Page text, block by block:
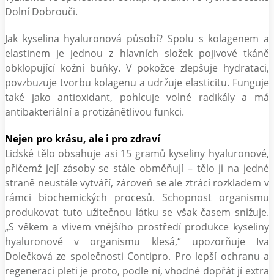
Dolní Dobrouči.
Jak kyselina hyaluronová působí? Spolu s kolagenem a
elastinem je jednou z hlavních složek pojivové tkáně
obklopující kožní buňky. V pokožce zlepšuje hydrataci,
povzbuzuje tvorbu kolagenu a udržuje elasticitu. Funguje
také jako antioxidant, pohlcuje volné radikály a má
antibakteriální a protizánětlivou funkci.
Nejen pro krásu, ale i pro zdraví
Lidské tělo obsahuje asi 15 gramů kyseliny hyaluronové,
přičemž její zásoby se stále obměňují – tělo ji na jedné
straně neustále vytváří, zároveň se ale ztrácí rozkladem v
rámci biochemických procesů. Schopnost organismu
produkovat tuto užitečnou látku se však časem snižuje.
„S věkem a vlivem vnějšího prostředí produkce kyseliny
hyaluronové v organismu klesá,“ upozorňuje Iva
Dolečková ze společnosti Contipro. Pro lepší ochranu a
regeneraci pleti je proto, podle ní, vhodné dopřát jí extra